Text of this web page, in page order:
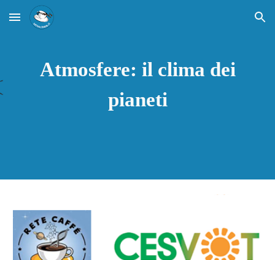
Skip to main content Skip to navigation
Atmosfere: il clima dei
pianeti